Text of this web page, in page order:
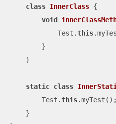
class InnerClass {
void
            Test.
this
        }
    }
static class
        Test.
this
    }